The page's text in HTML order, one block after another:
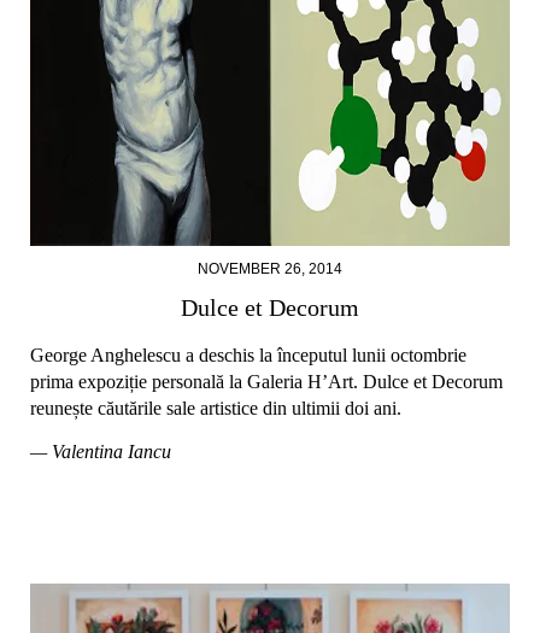
NOVEMBER 26, 2014
Dulce et Decorum
George Anghelescu a deschis la începutul lunii octombrie
prima expoziție personală la Galeria H’Art. Dulce et Decorum
reunește căutările sale artistice din ultimii doi ani.
— Valentina Iancu